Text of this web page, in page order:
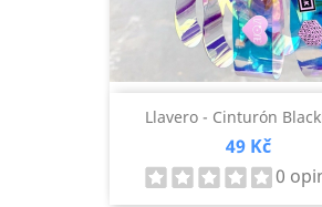
Llavero - Cinturón
Precio
49 Kč
0